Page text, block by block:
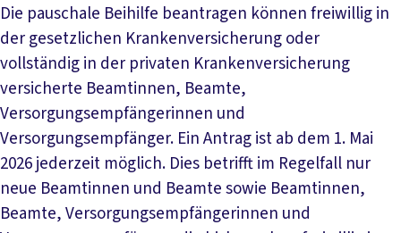
Die pauschale Beihilfe beantragen können freiwillig in
der gesetzlichen Krankenversicherung oder
vollständig in der privaten Krankenversicherung
versicherte Beamtinnen, Beamte,
Versorgungsempfängerinnen und
Versorgungsempfänger. Ein Antrag ist ab dem 1. Mai
2026 jederzeit möglich. Dies betrifft im Regelfall nur
neue Beamtinnen und Beamte sowie Beamtinnen,
Beamte, Versorgungsempfängerinnen und